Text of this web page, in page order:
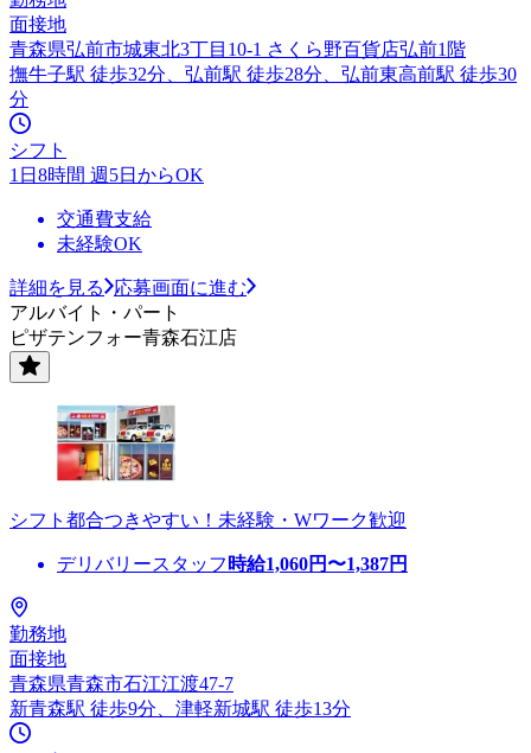
面接地
青森県弘前市城東北3丁目10-1 さくら野百貨店弘前1階
撫牛子駅 徒歩32分、弘前駅 徒歩28分、弘前東高前駅 徒歩30
分
シフト
1日8時間 週5日からOK
交通費支給
未経験OK
詳細を見る
応募画面に進む
アルバイト・パート
ピザテンフォー青森石江店
シフト都合つきやすい！未経験・Wワーク歓迎
デリバリースタッフ 時給1,060円〜1,387円
勤務地
面接地
青森県青森市石江江渡47-7
新青森駅 徒歩9分、津軽新城駅 徒歩13分